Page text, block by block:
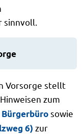
Vorsorge stellt
zum
Bürgerbürosowie
6) zur